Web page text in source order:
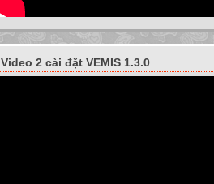
Video 2 cài đặt VEMIS 1.3.0